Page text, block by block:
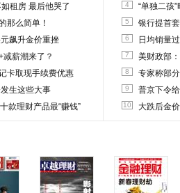
租房 最后他哭了
那么简单！
飙升金价重挫
薪潮来了？
卡取现手续费优惠
生这些大事
款理财产品最“赚钱”
4 “单独二孩
5 银行提首
6 日均销量
7 美财政部
8 专家称部
9 普京下令
10 大跌后金